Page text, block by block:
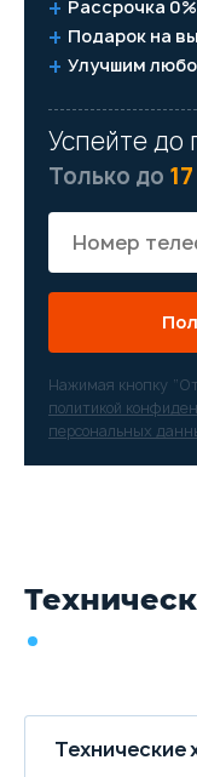
Рассрочка 0%
Подарок на
Улучшим
Успейте до
Только до
Нажимая кнопку
политикой
персональных
Технические